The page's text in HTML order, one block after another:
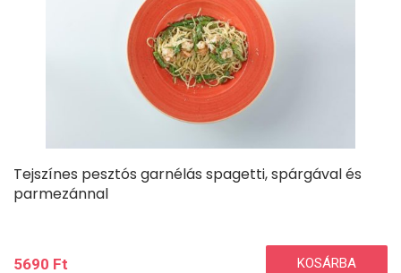
Tejszínes pesztós garnélás spagetti, spárgával és
parmezánnal
5690 Ft KOSÁRBA